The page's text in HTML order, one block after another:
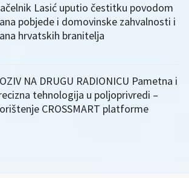
Lasić uputio čestitku povodom
pobjede i domovinske zahvalnosti i
hrvatskih branitelja
NA DRUGU RADIONICU Pametna i
tehnologija u poljoprivredi –
CROSSMART platforme